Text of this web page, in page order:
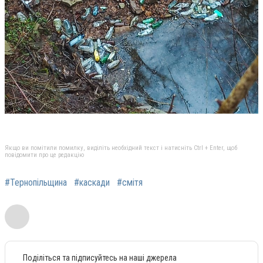
Якщо ви помітили помилку, виділіть необхідний текст і натисніть Ctrl + Enter, щоб
повідомити про це редакцію
#Тернопільщина #каскади #смітя
Поділіться та підписуйтесь на наші джерела